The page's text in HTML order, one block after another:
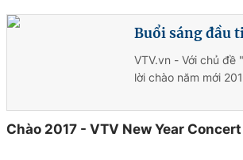
Buổi sáng đầu
VTV.vn - Với chủ đề
lời chào năm mới
Chào 2017 - VTV New Year